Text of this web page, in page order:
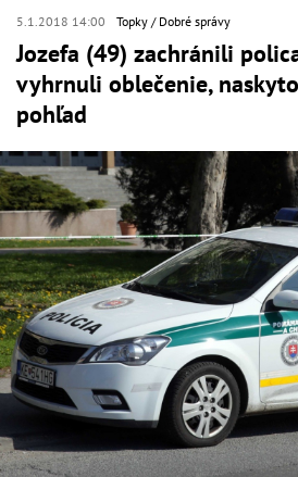
5.1.2018 14:00 Topky Dobré správy
Jozefa (49) zachránili
vyhrnuli oblečenie,
pohľad